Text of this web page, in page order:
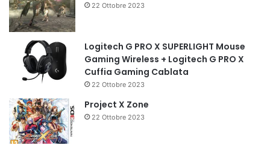
22 Ottobre 2023
Logitech G PRO X SUPERLIGHT Mouse
Gaming Wireless + Logitech G PRO X
Cuffia Gaming Cablata
22 Ottobre 2023
Project X Zone
22 Ottobre 2023